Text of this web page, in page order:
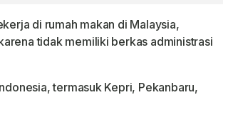
di rumah makan di Malaysia,
tidak memiliki berkas administrasi
termasuk Kepri, Pekanbaru,